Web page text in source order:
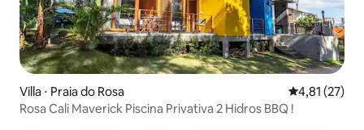
Villa ⋅ Praia do Rosa Évaluation
4,81 (27)
Rosa Cali Maverick Piscina Privativa 2 Hidros BBQ !